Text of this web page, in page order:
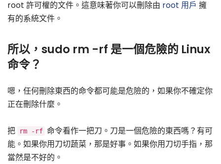
root 許可權的文件。這意味著你可以刪除由 root 用戶 擁
有的系統文件。
所以，sudo rm -rf 是一個危險的 Linux
命令？
嗯，任何刪除東西的命令都可能是危險的，如果你不確定你
正在刪除什麼。
把 rm -rf 命令看作一把刀。刀是一個危險的東西嗎？有可
能。如果你用刀切蔬菜，那是好事。如果你用刀切手指，那
當然是不好的。